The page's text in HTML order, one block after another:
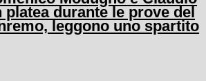
durante le prove del
leggono uno spartito